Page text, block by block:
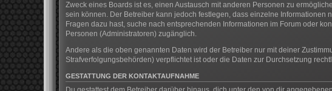
Zweck eines Boards ist es, einen Austausch mit anderen Personen zu
sein können. Der Betreiber kann jedoch festlegen, dass einzelne Informationen
Fragen dazu hast, suche nach entsprechenden Informationen im Forum oder
Personen (Administratoren) zugänglich.
Andere als die oben genannten Daten wird der Betreiber nur mit deiner
Strafverfolgungsbehörden) verpflichtet ist oder die Daten zur Durchsetzung
GESTATTUNG DER KONTAKTAUFNAHME